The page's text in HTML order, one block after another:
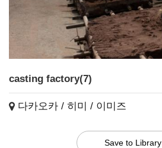
casting factory(7)
다카오카 / 히미 / 이미즈
Save to Library